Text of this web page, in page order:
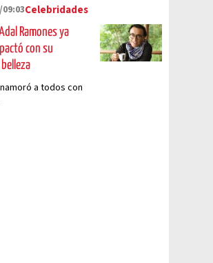
Celebridades
Ramones ya
con su
a todos con